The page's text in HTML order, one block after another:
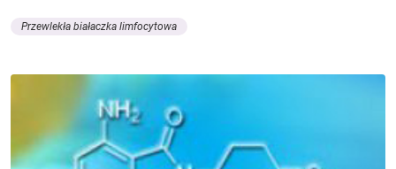
Przewlekła białaczka limfocytowa